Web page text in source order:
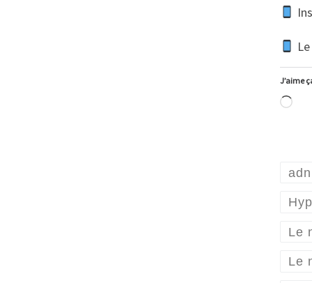
J’aime
adn
Le
Le